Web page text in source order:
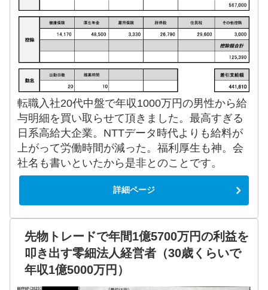
転職入社20代中盤で年収1000万円の男性から給
与明細を買い取らせて頂きました。最高すぎる
日系高給大企業。NTTデータ時代よりも給料が
上がって労働時間が減った。福利厚生も神。会
社名も書いといたから是非とのことです。
詳細ページ
先物トレードで年間1億5700万円の利益を
叩き出す零細法人経営者（30歳くらいで
年収1億5000万円）